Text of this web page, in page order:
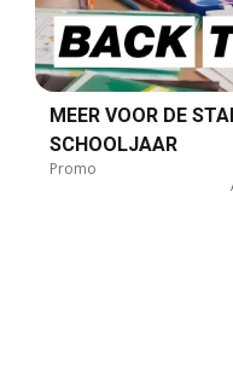
MEER VOOR DE
SCHOOLJAAR
Promo